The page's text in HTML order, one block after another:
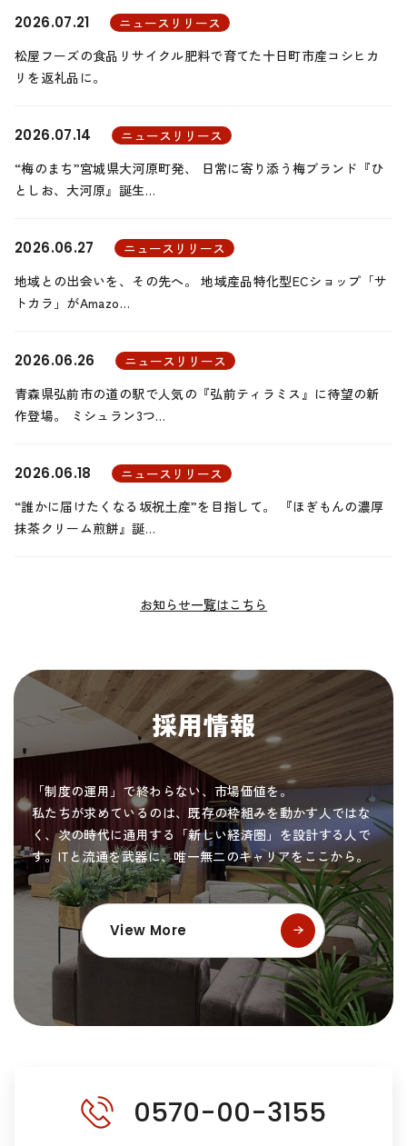
お知らせ一覧はこちら
2026.07.21
ニュースリリース
松屋フーズの食品リサイクル肥料で育てた十日町市産コシヒカ
リを返礼品に。
2026.07.14
ニュースリリース
“梅のまち”宮城県大河原町発、 日常に寄り添う梅ブランド『ひ
としお、大河原』誕生…
2026.06.27
ニュースリリース
地域との出会いを、その先へ。 地域産品特化型ECショップ「サ
トカラ」がAmazo…
2026.06.26
ニュースリリース
青森県弘前市の道の駅で人気の『弘前ティラミス』に待望の新
作登場。 ミシュラン3つ…
2026.06.18
ニュースリリース
“誰かに届けたくなる坂祝土産”を目指して。 『ほぎもんの濃厚
抹茶クリーム煎餅』誕…
採用情報
「制度の運用」で終わらない、市場価値を。
私たちが求めているのは、既存の枠組みを動かす人ではな
く、次の時代に通用する「新しい経済圏」を設計する人で
す。ITと流通を武器に、唯一無二のキャリアをここから。
View More
0570-00-3155